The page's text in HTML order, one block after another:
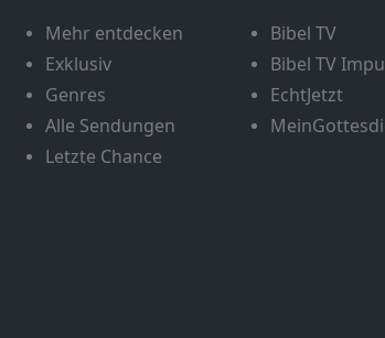
Mehr entdecken
Exklusiv
Genres
Alle Sendungen
Letzte Chance
Bibel TV
Bibel TV
EchtJetzt